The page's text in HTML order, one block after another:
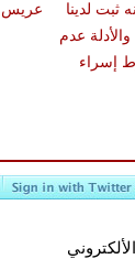
عريس
ثبت لدينا
عدم
إسراء